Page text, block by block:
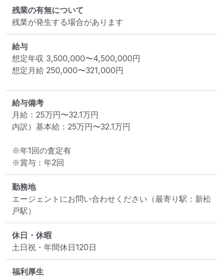
残業の有無について
残業が発生する場合があります
給与
想定年収 3,500,000〜4,500,000円
想定月給 250,000〜321,000円
給与備考
月給：25万円〜32.1万円
内訳）基本給：25万円〜32.1万円
※年1回の査定有
※賞与：年2回
勤務地
エージェントにお問い合わせください （最寄り駅：新松
戸駅）
休日・休暇
土日祝・年間休日120日
福利厚生